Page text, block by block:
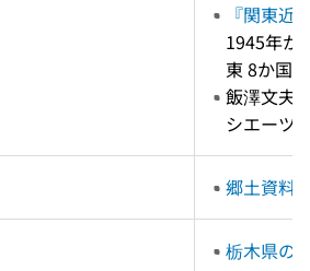
『関東近
1945年か
東 8か国
飯澤文夫
シエーツ
郷土資料
栃木県の